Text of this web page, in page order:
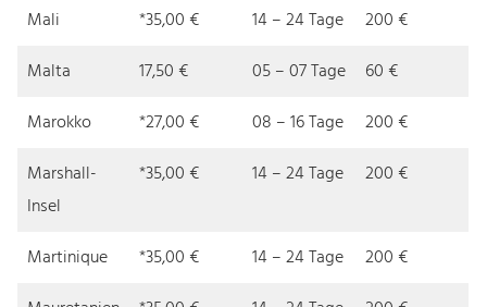
Mali
*35,00 € 14 – 24 Tage
200 €
Malta
17,50 € 05 – 07 Tage
60 €
Marokko
*27,00 € 08 – 16 Tage
200 €
Marshall-
Insel
*35,00 € 14 – 24 Tage 200 €
Martinique *35,00 € 14 – 24 Tage
200 €